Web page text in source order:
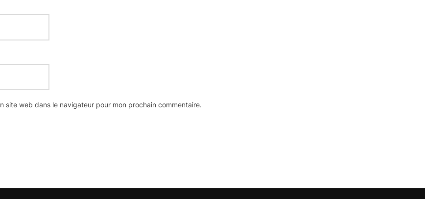
site web dans le navigateur pour mon prochain commentaire.